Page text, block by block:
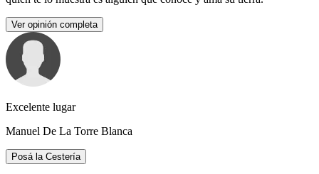
Ver opinión completa
Excelente lugar
Manuel De La Torre Blanca
Posá la Cestería